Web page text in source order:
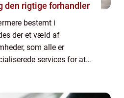
den rigtige forhandler
bestemt i
der et væld af
som alle er
services for at